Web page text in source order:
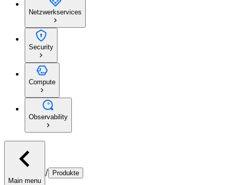
Netzwerkservices
Security
Compute
Observability
Main menu
/ Produkte